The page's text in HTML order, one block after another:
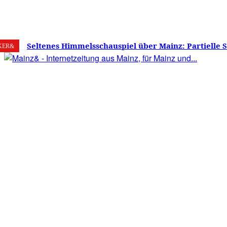
6. August 2026 29 Mainz
Seltenes Himmelsschauspiel über Mainz: Partielle
am 12. August 2026 – Sonne zu etwa 88 Prozent